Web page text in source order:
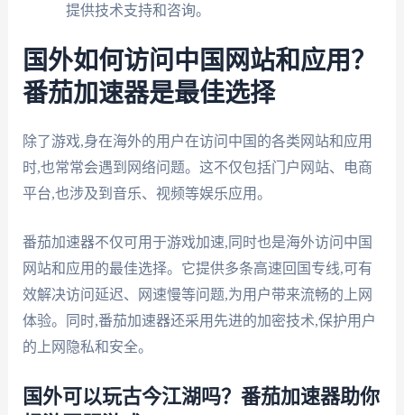
提供技术支持和咨询。
国外如何访问中国网站和应用？
番茄加速器是最佳选择
除了游戏,身在海外的用户在访问中国的各类网站和应用
时,也常常会遇到网络问题。这不仅包括门户网站、电商
平台,也涉及到音乐、视频等娱乐应用。
番茄加速器不仅可用于游戏加速,同时也是海外访问中国
网站和应用的最佳选择。它提供多条高速回国专线,可有
效解决访问延迟、网速慢等问题,为用户带来流畅的上网
体验。同时,番茄加速器还采用先进的加密技术,保护用户
的上网隐私和安全。
国外可以玩古今江湖吗？番茄加速器助你